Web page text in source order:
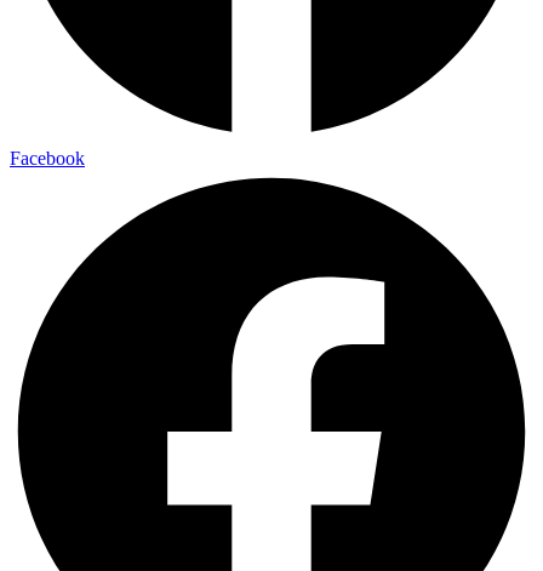
Facebook